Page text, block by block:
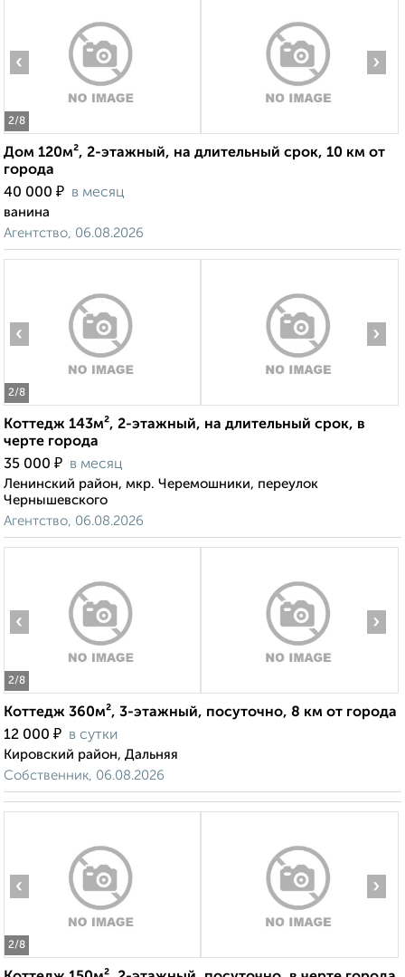
2/8
‹ ›
Дом 120м², 2-этажный, на длительный срок, 10 км от
города
40 000 ₽ в месяц
ванина
Агентство, 06.08.2026
2/8
‹ ›
Коттедж 143м², 2-этажный, на длительный срок, в
черте города
35 000 ₽ в месяц
Ленинский район, мкр. Черемошники, переулок
Чернышевского
Агентство, 06.08.2026
2/8
‹ ›
Коттедж 360м², 3-этажный, посуточно, 8 км от города
12 000 ₽ в сутки
Кировский район, Дальняя
Собственник, 06.08.2026
2/8
‹ ›